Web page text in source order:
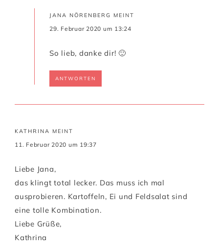
JANA NÖRENBERG MEINT
29. Februar 2020 um 13:24
So lieb, danke dir! 🙂
ANTWORTEN
KATHRINA MEINT
11. Februar 2020 um 19:37
Liebe Jana,
das klingt total lecker. Das muss ich mal
ausprobieren. Kartoffeln, Ei und Feldsalat sind
eine tolle Kombination.
Liebe Grüße,
Kathrina